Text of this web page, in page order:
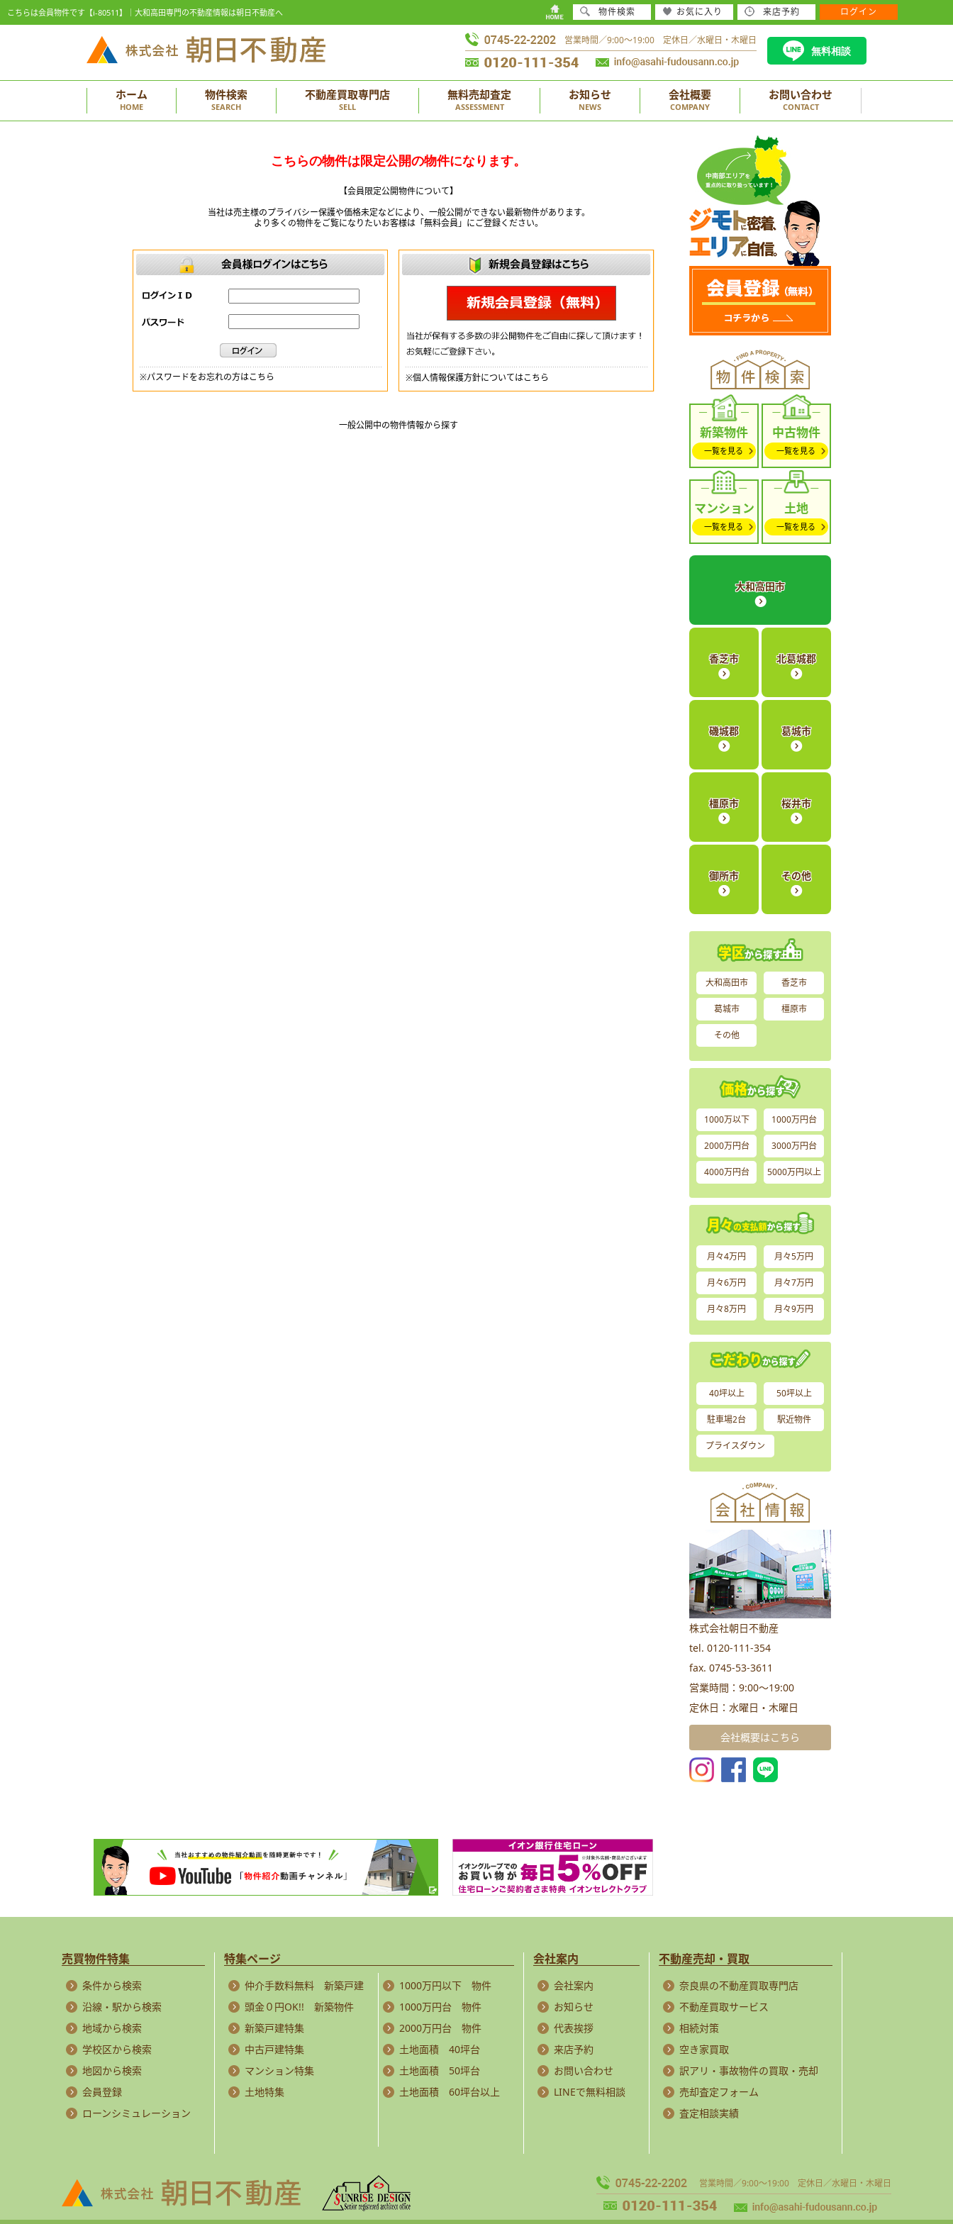
こちらは会員物件です【i-80511】｜大和高田専門の不動産情報は朝日不動産へ
営業時間／9:00～19:00 定休日／水曜日・木曜日
無料相談
ホーム
HOME
物件検索
SEARCH
不動産買取専門店
SELL
無料売却査定
ASSESSMENT
お知らせ
NEWS
会社概要
COMPANY
お問い合わせ
CONTACT
こちらの物件は限定公開の物件になります。
【会員限定公開物件について】
当社は売主様のプライバシー保護や価格未定などにより、一般公開ができない最新物件があります。
より多くの物件をご覧になりたいお客様は「無料会員」にご登録ください。
※パスワードをお忘れの方はこちら ※個人情報保護方針についてはこちら
一般公開中の物件情報から探す 新築物件
一覧を見る
中古物件
一覧を見る
マンション
一覧を見る
土地
一覧を見る
大和高田市
香芝市 北葛城郡
磯城郡 葛城市
橿原市 桜井市
御所市 その他
大和高田市 香芝市
葛城市 橿原市
その他
1000万以下 1000万円台
2000万円台 3000万円台
4000万円台 5000万円以上
月々4万円 月々5万円
月々6万円 月々7万円
月々8万円 月々9万円
40坪以上 50坪以上
駐車場2台 駅近物件
プライスダウン
株式会社朝日不動産
tel. 0120-111-354
fax. 0745-53-3611
営業時間：9:00～19:00
定休日：水曜日・木曜日
会社概要はこちら
売買物件特集
条件から検索
沿線・駅から検索
地域から検索
学校区から検索
地図から検索
会員登録
ローンシミュレーション
特集ページ
仲介手数料無料 新築戸建
頭金０円OK!! 新築物件
新築戸建特集
中古戸建特集
マンション特集
土地特集
1000万円以下 物件
1000万円台 物件
2000万円台 物件
土地面積 40坪台
土地面積 50坪台
土地面積 60坪台以上
会社案内
会社案内
お知らせ
代表挨拶
来店予約
お問い合わせ
LINEで無料相談
不動産売却・買取
奈良県の不動産買取専門店
不動産買取サービス
相続対策
空き家買取
訳アリ・事故物件の買取・売却
売却査定フォーム
査定相談実績
営業時間／9:00～19:00 定休日／水曜日・木曜日
物件検索 お気に入り 来店予約 ログイン